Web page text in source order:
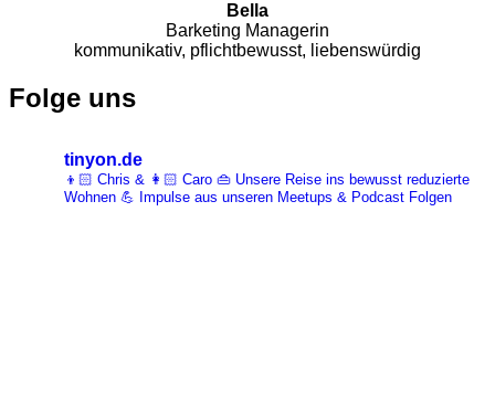
Bella
Barketing Managerin
kommunikativ, pflichtbewusst, liebenswürdig
Folge uns
tinyon.de
👦🏻 Chris & 👩🏻 Caro 👜 Unsere Reise ins bewusst reduzierte
Wohnen 💪 Impulse aus unseren Meetups & Podcast Folgen